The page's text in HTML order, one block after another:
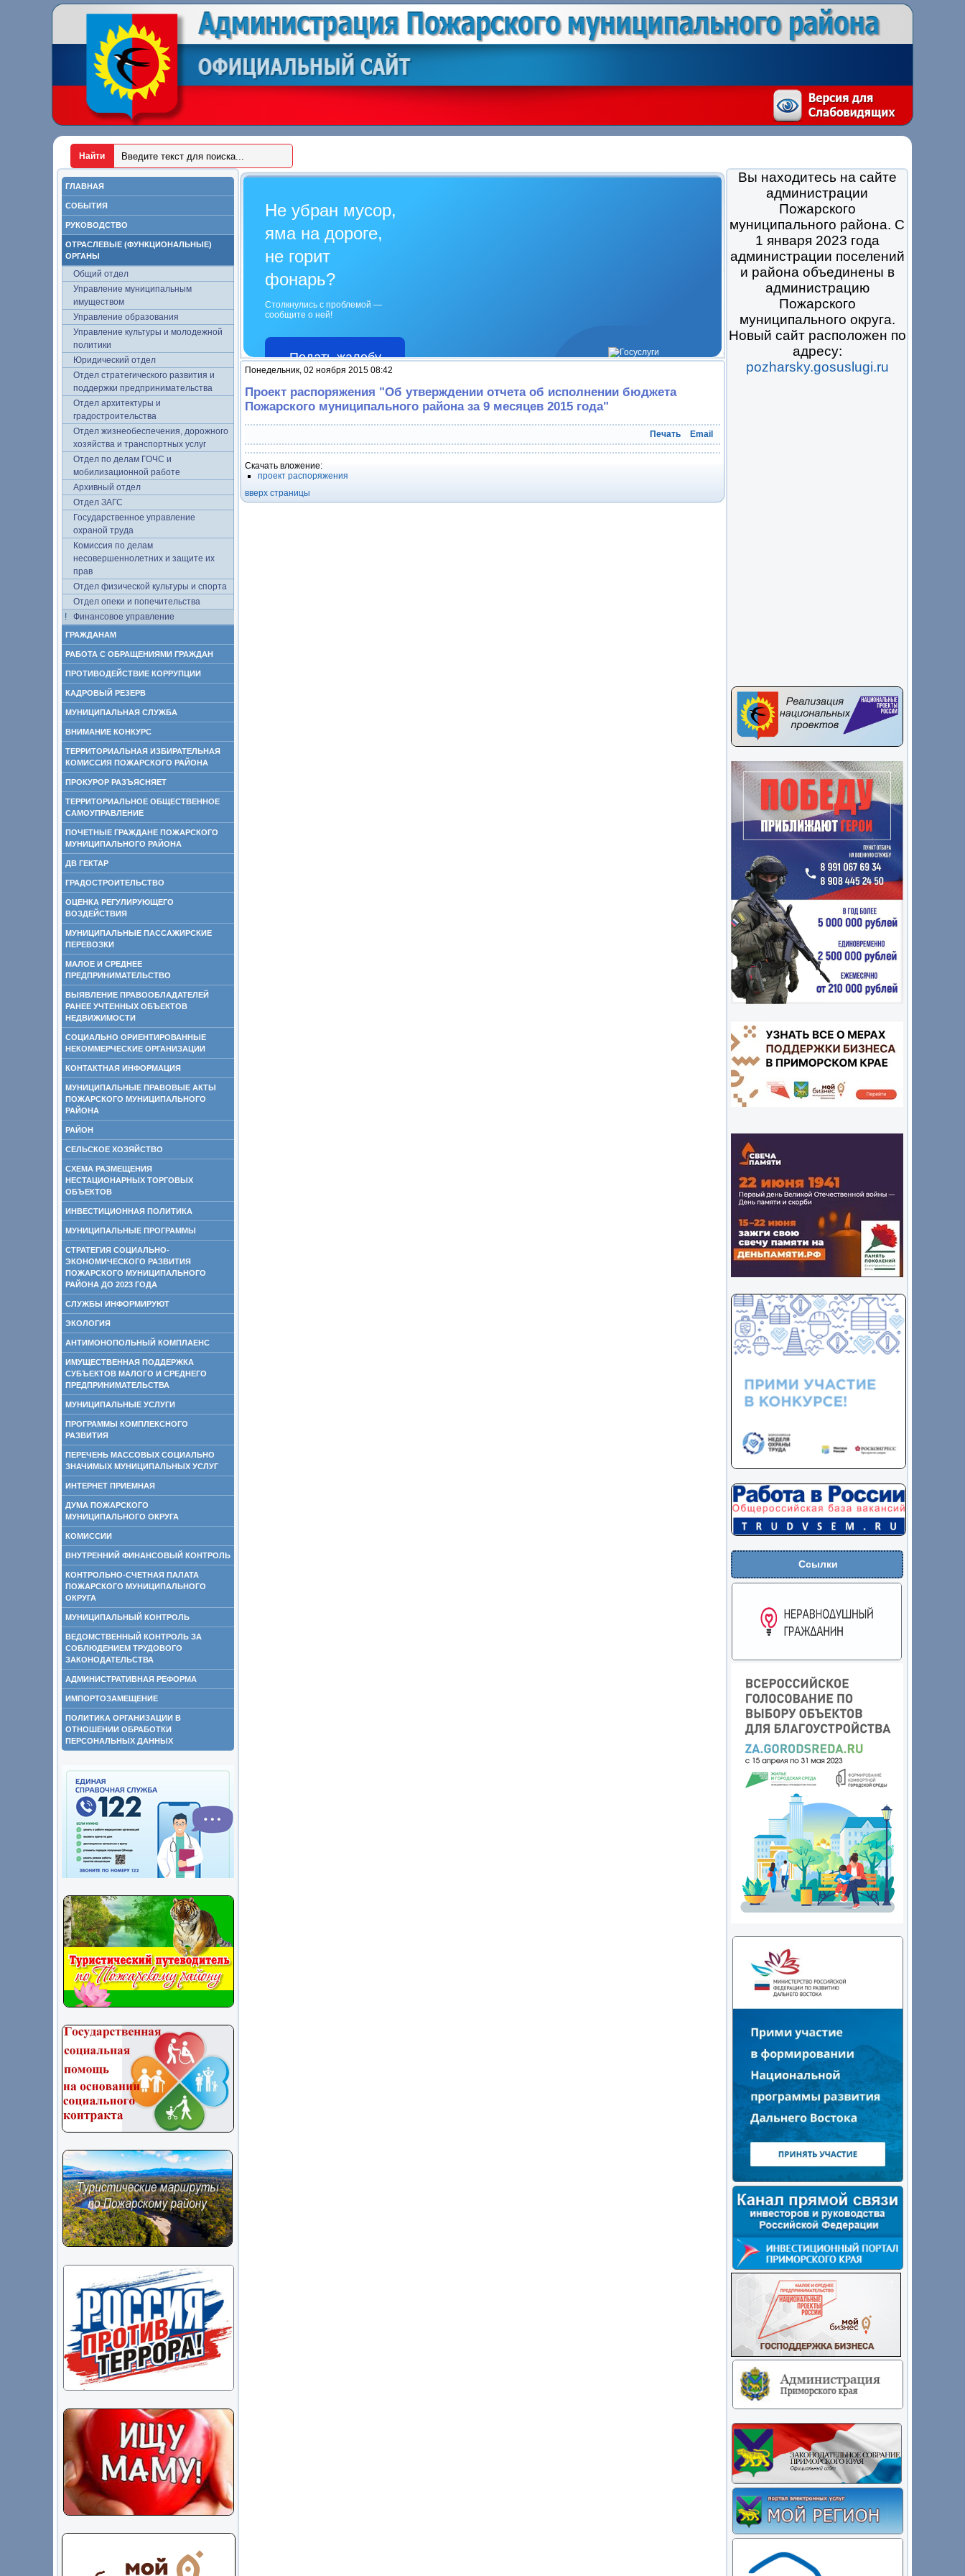
ГЛАВНАЯ
СОБЫТИЯ
РУКОВОДСТВО
ОТРАСЛЕВЫЕ (ФУНКЦИОНАЛЬНЫЕ)
ОРГАНЫ
Общий отдел
Управление муниципальным
имуществом
Управление образования
Управление культуры и молодежной
политики
Юридический отдел
Отдел стратегического развития и
поддержки предпринимательства
Отдел архитектуры и
градостроительства
Отдел жизнеобеспечения, дорожного
хозяйства и транспортных услуг
Отдел по делам ГОЧС и
мобилизационной работе
Архивный отдел
Отдел ЗАГС
Государственное управление
охраной труда
Комиссия по делам
несовершеннолетних и защите их
прав
Отдел физической культуры и спорта
Отдел опеки и попечительства
Финансовое управление
ГРАЖДАНАМ
РАБОТА С ОБРАЩЕНИЯМИ ГРАЖДАН
ПРОТИВОДЕЙСТВИЕ КОРРУПЦИИ
КАДРОВЫЙ РЕЗЕРВ
МУНИЦИПАЛЬНАЯ СЛУЖБА
ВНИМАНИЕ КОНКУРС
ТЕРРИТОРИАЛЬНАЯ ИЗБИРАТЕЛЬНАЯ
КОМИССИЯ ПОЖАРСКОГО РАЙОНА
ПРОКУРОР РАЗЪЯСНЯЕТ
ТЕРРИТОРИАЛЬНОЕ ОБЩЕСТВЕННОЕ
САМОУПРАВЛЕНИЕ
ПОЧЕТНЫЕ ГРАЖДАНЕ ПОЖАРСКОГО
МУНИЦИПАЛЬНОГО РАЙОНА
ДВ ГЕКТАР
ГРАДОСТРОИТЕЛЬСТВО
ОЦЕНКА РЕГУЛИРУЮЩЕГО
ВОЗДЕЙСТВИЯ
МУНИЦИПАЛЬНЫЕ ПАССАЖИРСКИЕ
ПЕРЕВОЗКИ
МАЛОЕ И СРЕДНЕЕ
ПРЕДПРИНИМАТЕЛЬСТВО
ВЫЯВЛЕНИЕ ПРАВООБЛАДАТЕЛЕЙ
РАНЕЕ УЧТЕННЫХ ОБЪЕКТОВ
НЕДВИЖИМОСТИ
СОЦИАЛЬНО ОРИЕНТИРОВАННЫЕ
НЕКОММЕРЧЕСКИЕ ОРГАНИЗАЦИИ
КОНТАКТНАЯ ИНФОРМАЦИЯ
МУНИЦИПАЛЬНЫЕ ПРАВОВЫЕ АКТЫ
ПОЖАРСКОГО МУНИЦИПАЛЬНОГО
РАЙОНА
РАЙОН
СЕЛЬСКОЕ ХОЗЯЙСТВО
СХЕМА РАЗМЕЩЕНИЯ
НЕСТАЦИОНАРНЫХ ТОРГОВЫХ
ОБЪЕКТОВ
ИНВЕСТИЦИОННАЯ ПОЛИТИКА
МУНИЦИПАЛЬНЫЕ ПРОГРАММЫ
СТРАТЕГИЯ СОЦИАЛЬНО-
ЭКОНОМИЧЕСКОГО РАЗВИТИЯ
ПОЖАРСКОГО МУНИЦИПАЛЬНОГО
РАЙОНА ДО 2023 ГОДА
СЛУЖБЫ ИНФОРМИРУЮТ
ЭКОЛОГИЯ
АНТИМОНОПОЛЬНЫЙ КОМПЛАЕНС
ИМУЩЕСТВЕННАЯ ПОДДЕРЖКА
СУБЪЕКТОВ МАЛОГО И СРЕДНЕГО
ПРЕДПРИНИМАТЕЛЬСТВА
МУНИЦИПАЛЬНЫЕ УСЛУГИ
ПРОГРАММЫ КОМПЛЕКСНОГО
РАЗВИТИЯ
ПЕРЕЧЕНЬ МАССОВЫХ СОЦИАЛЬНО
ЗНАЧИМЫХ МУНИЦИПАЛЬНЫХ УСЛУГ
ИНТЕРНЕТ ПРИЕМНАЯ
ДУМА ПОЖАРСКОГО
МУНИЦИПАЛЬНОГО ОКРУГА
КОМИССИИ
ВНУТРЕННИЙ ФИНАНСОВЫЙ КОНТРОЛЬ
КОНТРОЛЬНО-СЧЕТНАЯ ПАЛАТА
ПОЖАРСКОГО МУНИЦИПАЛЬНОГО
ОКРУГА
МУНИЦИПАЛЬНЫЙ КОНТРОЛЬ
ВЕДОМСТВЕННЫЙ КОНТРОЛЬ ЗА
СОБЛЮДЕНИЕМ ТРУДОВОГО
ЗАКОНОДАТЕЛЬСТВА
АДМИНИСТРАТИВНАЯ РЕФОРМА
ИМПОРТОЗАМЕЩЕНИЕ
ПОЛИТИКА ОРГАНИЗАЦИИ В
ОТНОШЕНИИ ОБРАБОТКИ
ПЕРСОНАЛЬНЫХ ДАННЫХ
Вы находитесь на сайте
администрации
Пожарского
муниципального района. С
1 января 2023 года
администрации поселений
и района объединены в
администрацию
Пожарского
муниципального округа.
Новый сайт расположен по
адресу:
pozharsky.gosuslugi.ru
Ссылки
Не убран мусор,
яма на дороге,
не горит
фонарь?
Столкнулись с проблемой —
сообщите о ней!
Подать жалобу
Понедельник, 02 ноября 2015 08:42
Проект распоряжения "Об утверждении отчета об исполнении бюджета
Пожарского муниципального района за 9 месяцев 2015 года"
Печать Email
Скачать вложение:
проект распоряжения
вверх страницы